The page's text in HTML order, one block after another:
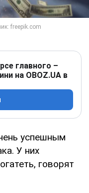
главного –
на OBOZ.UA в
успешным
У них
говорят